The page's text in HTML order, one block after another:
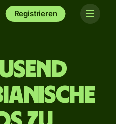
Registrieren